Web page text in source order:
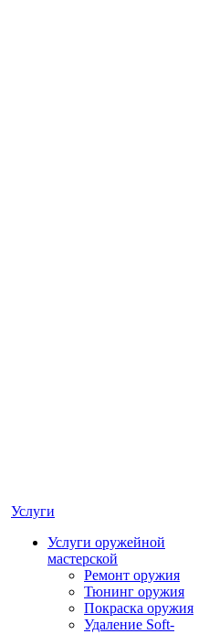
Услуги
Услуги оружейной
мастерской
Ремонт оружия
Тюнинг оружия
Покраска оружия
Удаление Soft-